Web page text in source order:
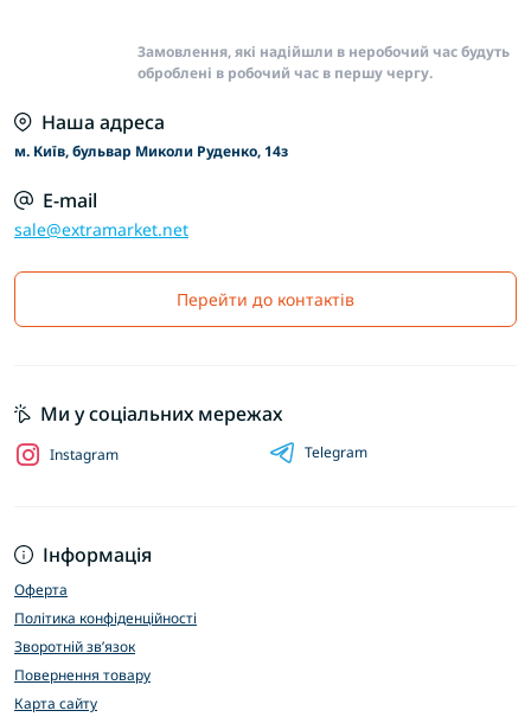
Замовлення, які надійшли в неробочий час будуть
оброблені в робочий час в першу чергу.
Наша адреса
м. Київ, бульвар Миколи Руденко, 14з
E-mail
sale@extramarket.net
Перейти до контактів
Інформація
Оферта
Політика конфіденційності
Зворотній зв’язок
Повернення товару
Карта сайту
Ми у соціальних мережах
Instagram Telegram